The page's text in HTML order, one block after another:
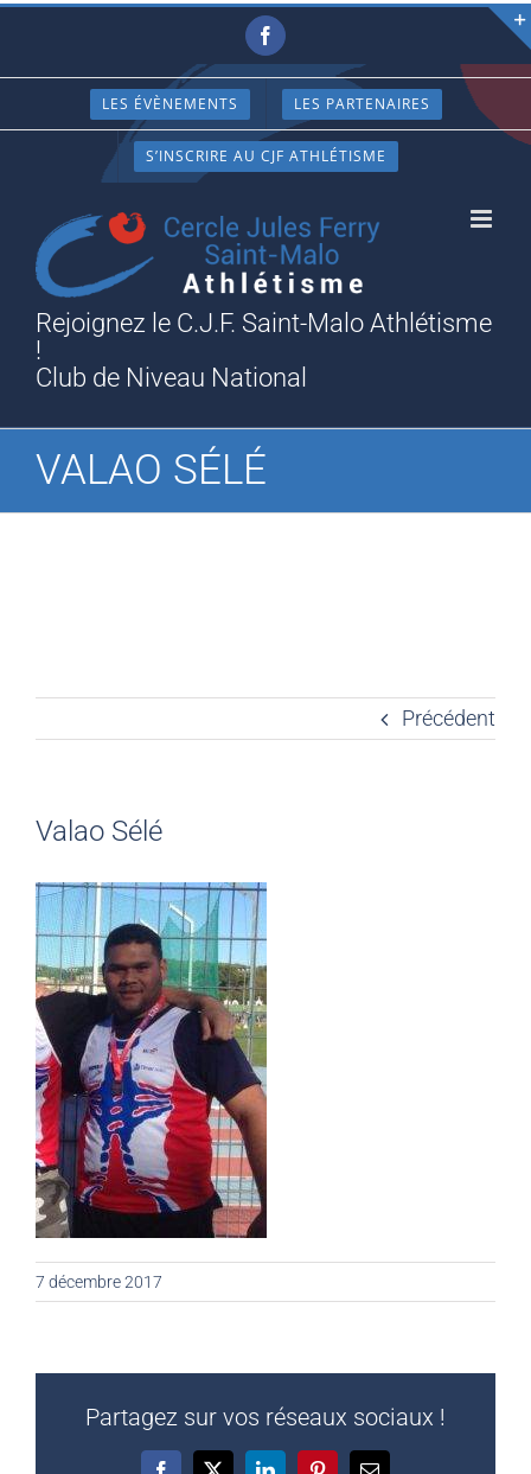
Passer
contenu
Facebook
LES ÉVÈNEMENTS LES PARTENAIRES
S’INSCRIRE AU CJF ATHLÉTISME
Rejoignez le C.J.F. Saint-Malo Athlétisme
!
Club de Niveau National
VALAO SÉLÉ
Précédent
Valao Sélé
7 décembre 2017
Partagez sur vos réseaux sociaux !